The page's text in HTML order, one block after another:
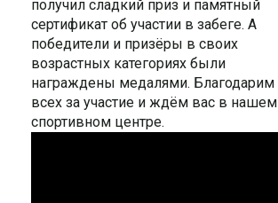
получил сладкий приз и памятный
сертификат об участии в забеге. А
победители и призёры в своих
возрастных категориях были
награждены медалями. Благодарим
всех за участие и ждём вас в нашем
спортивном центре.